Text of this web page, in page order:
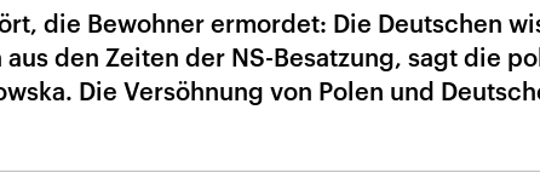
die Bewohner ermordet: Die Deutschen
den Zeiten der NS-Besatzung, sagt die
Die Versöhnung von Polen und